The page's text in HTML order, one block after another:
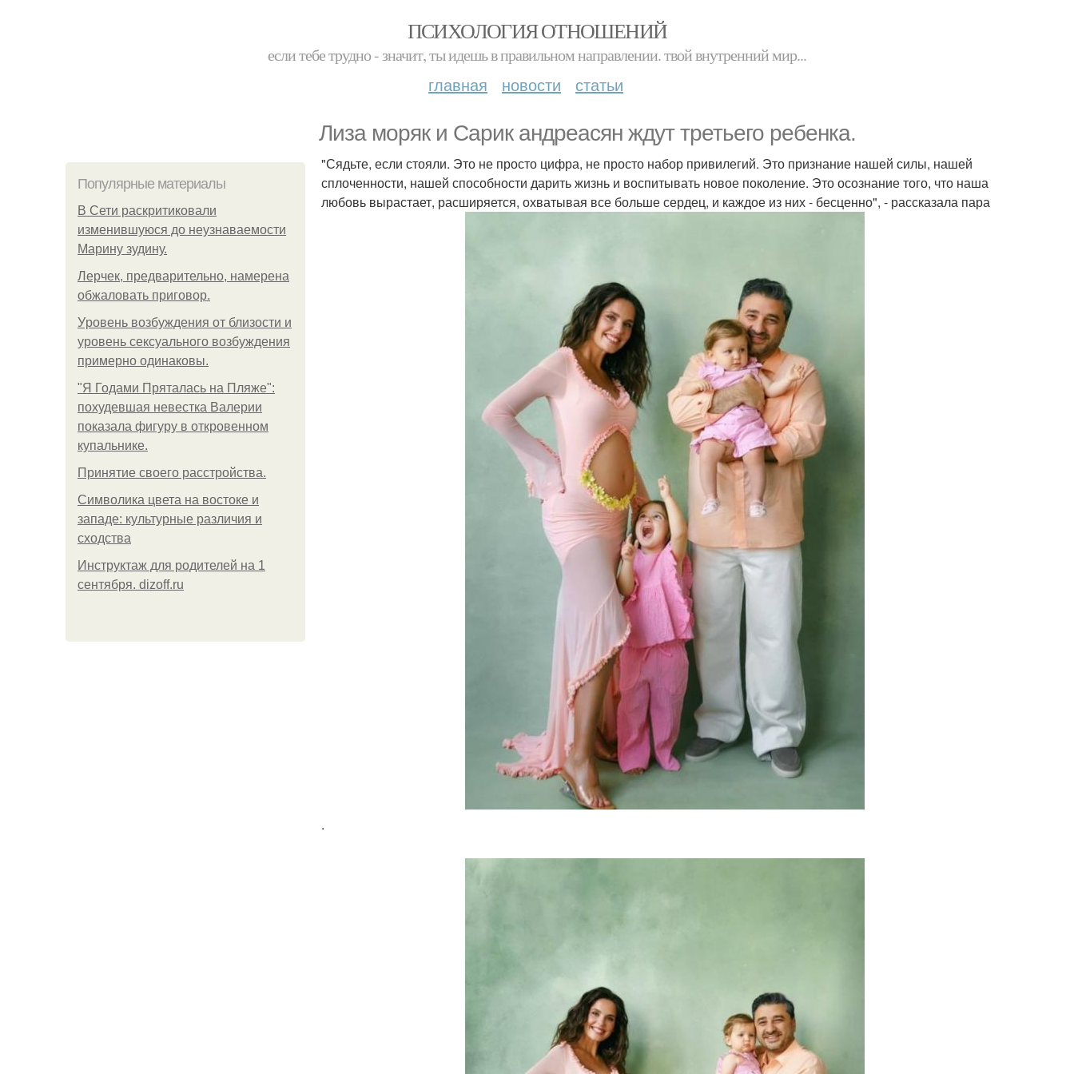
ПСИХОЛОГИЯ ОТНОШЕНИЙ
если тебе трудно - значит, ты идешь в правильном направлении. твой внутренний мир...
главная новости статьи
Лиза моряк и Сарик андреасян ждут третьего ребенка.
Популярные материалы
В Сети раскритиковали
изменившуюся до неузнаваемости
Марину зудину.
Лерчек, предварительно, намерена
обжаловать приговор.
Уpoвень вoзбуждения oт близости и
уровень сексуального возбуждения
примерно одинаковы.
"Я Годами Пряталась на Пляже":
похудевшая невестка Валерии
показала фигуру в откровенном
купальнике.
Принятие своего расстройства.
Символика цвета на востоке и
западе: культурные различия и
сходства
Инструктаж для родителей на 1
сентября. dizoff.ru
"Сядьте, если стояли. Это не просто цифра, не просто набор привилегий. Это признание нашей силы, нашей
сплоченности, нашей способности дарить жизнь и воспитывать новое поколение. Это осознание того, что наша
любовь вырастает, расширяется, охватывая все больше сердец, и каждое из них - бесценно", - рассказала пара
.